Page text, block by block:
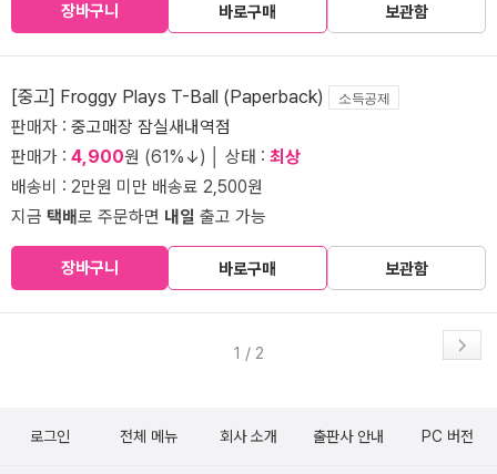
장바구니 바로구매 보관함
[중고] Froggy Plays T-Ball (Paperback) 소득공제
판매자 : 중고매장 잠실새내역점
판매가 : 4,900원 (61%↓) │ 상태 : 최상
배송비 : 2만원 미만 배송료 2,500원
지금 택배로 주문하면 내일 출고 가능
장바구니 바로구매 보관함
1 / 2
로그인 전체 메뉴 회사 소개 출판사 안내 PC 버전